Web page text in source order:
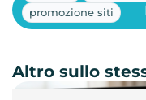
promozione siti
Altro sullo